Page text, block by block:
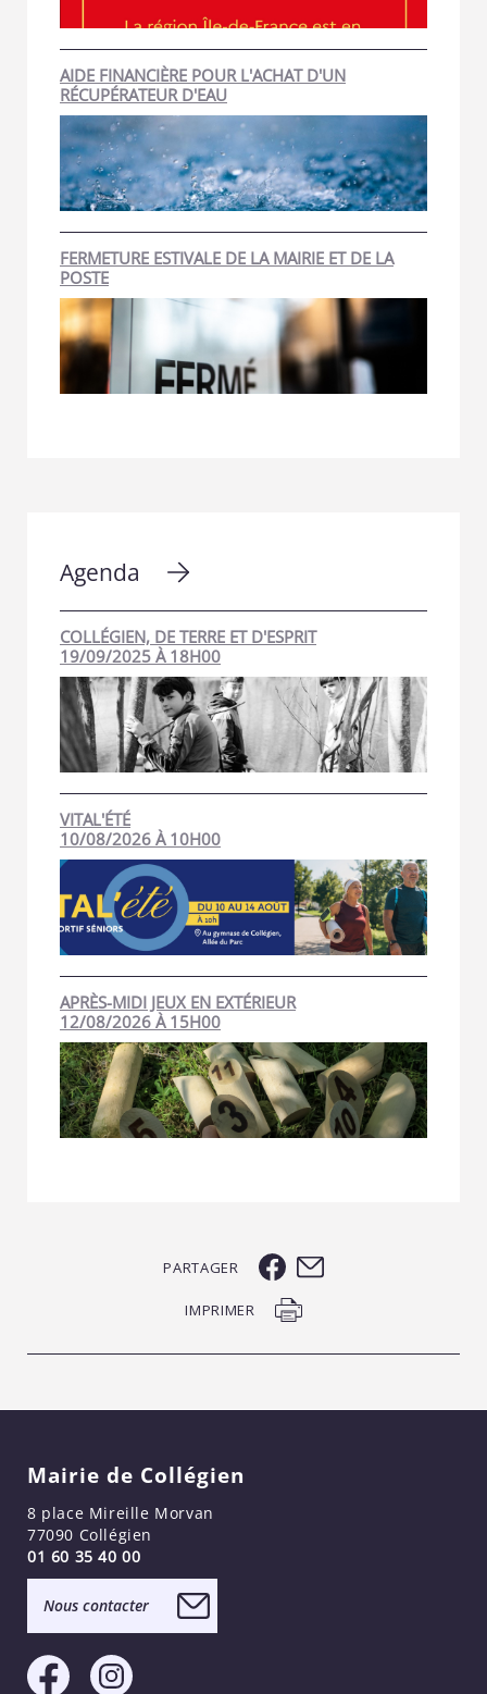
AIDE FINANCIÈRE POUR L'ACHAT D'UN
RÉCUPÉRATEUR D'EAU
FERMETURE ESTIVALE DE LA MAIRIE ET DE LA
POSTE
Agenda
COLLÉGIEN, DE TERRE ET D'ESPRIT
19/09/2025 À 18H00
VITAL'ÉTÉ
10/08/2026 À 10H00
APRÈS-MIDI JEUX EN EXTÉRIEUR
12/08/2026 À 15H00
PARTAGER
IMPRIMER
Mairie de Collégien
8 place Mireille Morvan
77090 Collégien
01 60 35 40 00
Nous contacter